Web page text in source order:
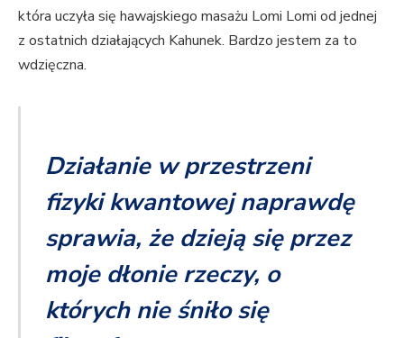
która uczyła się hawajskiego masażu Lomi Lomi od jednej
z ostatnich działających Kahunek. Bardzo jestem za to
wdzięczna.
Działanie w przestrzeni
fizyki kwantowej naprawdę
sprawia, że dzieją się przez
moje dłonie rzeczy, o
których nie śniło się